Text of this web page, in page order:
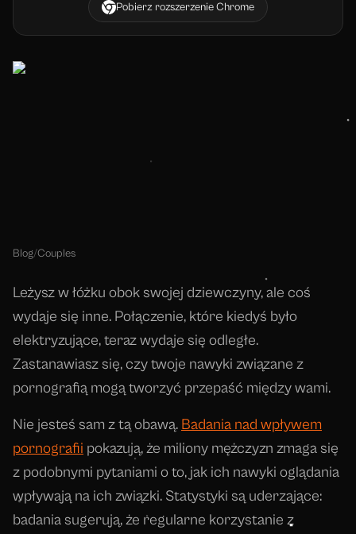
Pobierz rozszerzenie Chrome
Blog/Couples
Leżysz w łóżku obok swojej dziewczyny, ale coś
wydaje się inne. Połączenie, które kiedyś było
elektryzujące, teraz wydaje się odległe.
Zastanawiasz się, czy twoje nawyki związane z
pornografią mogą tworzyć przepaść między wami.
Nie jesteś sam z tą obawą. Badania nad wpływem
pornografii pokazują, że miliony mężczyzn zmaga się
z podobnymi pytaniami o to, jak ich nawyki oglądania
wpływają na ich związki. Statystyki są uderzające:
badania sugerują, że regularne korzystanie z